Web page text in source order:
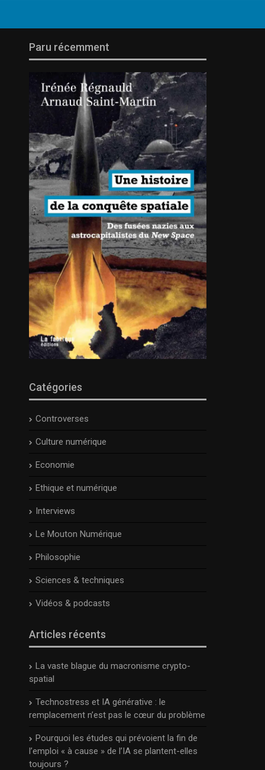
Paru récemment
Catégories
Controverses
Culture numérique
Economie
Ethique et numérique
Interviews
Le Mouton Numérique
Philosophie
Sciences & techniques
Vidéos & podcasts
Articles récents
La vaste blague du macronisme crypto-
spatial
Technostress et IA générative : le
remplacement n’est pas le cœur du problème
Pourquoi les études qui prévoient la fin de
l’emploi « à cause » de l’IA se plantent-elles
toujours ?